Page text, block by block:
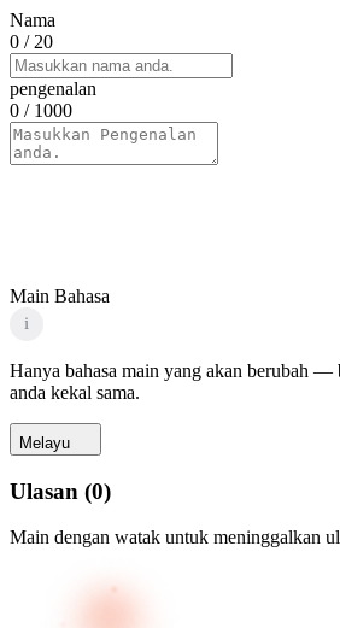
Nama
0 / 20
pengenalan
0 / 1000
Main Bahasa
i
Hanya bahasa main yang akan berubah —
anda kekal sama.
Melayu
Ulasan (0)
Main dengan watak untuk meninggalkan